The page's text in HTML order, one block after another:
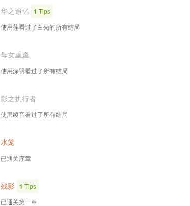
华之追忆 1 Tips
使用莲看过了白菊的所有结局
母女重逢
使用深羽看过了所有结局
影之执行者
使用绫音看过了所有结局
水笼
已通关序章
残影 1 Tips
已通关第一章